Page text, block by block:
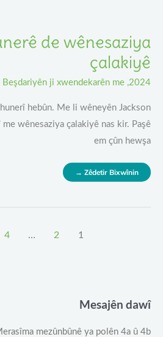
de wênesaziya
çalakiyê
2024
,
Beşdariyên ji xwendekarên me
hebûn. Me li wêneyên Jackson
wênesaziya çalakiyê nas kir. Paşê
em çûn hewşa
Dersa
Hunerê
De
Wênesaziya
Çalakiyê
Zêdetir Bixwînin →
1
2
…
4
Mesajên dawî
mezûnbûnê ya polên 4a û 4b